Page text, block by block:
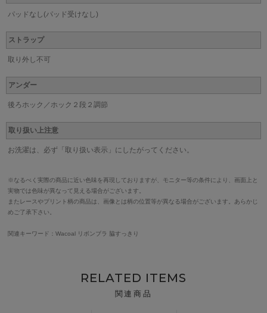
パッドなし(パッド受けなし)
ストラップ
取り外し不可
アンダー
後ろホック／ホック２段２調節
取り扱い上注意
お洗濯は、必ず「取り扱い表示」にしたがってください。
※なるべく実際の商品に近い色味を再現しておりますが、モニター等の条件により、画面上と
実物では色味が異なって見える場合がございます。
またレースやプリント柄の商品は、画像とは柄の位置等が異なる場合がございます。あらかじ
めご了承下さい。
関連キーワード：Wacoal リボンブラ 脇すっきり
RELATED ITEMS
関連商品